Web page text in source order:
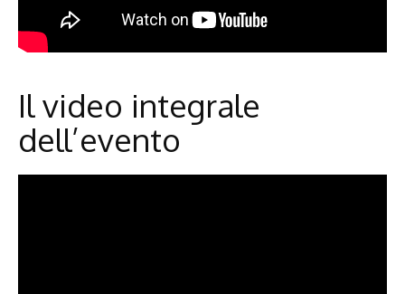
Il video integrale
dell’evento